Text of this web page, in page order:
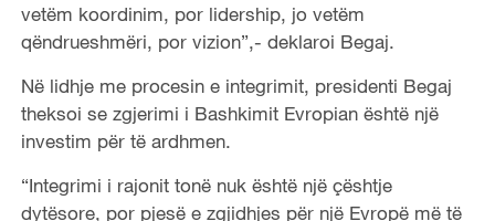
vetëm koordinim, por lidership, jo vetëm
qëndrueshmëri, por vizion”,- deklaroi Begaj.
Në lidhje me procesin e integrimit, presidenti Begaj
theksoi se zgjerimi i Bashkimit Evropian është një
investim për të ardhmen.
“Integrimi i rajonit tonë nuk është një çështje
dytësore, por pjesë e zgjidhjes për një Evropë më të